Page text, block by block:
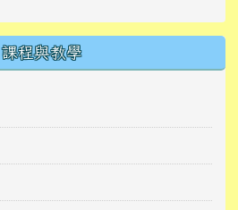
課程與教學